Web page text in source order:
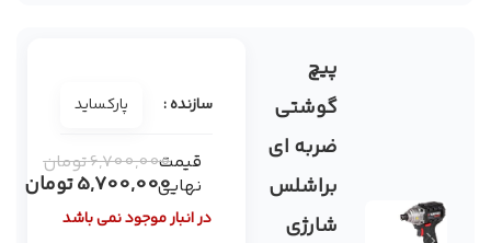
پیچ
گوشتی
ضربه ای
براشلس
شارژی
سازنده : پارکساید
قیمت
نهایی
6,700,000تومان
5,700,000تومان
در انبار موجود نمی باشد